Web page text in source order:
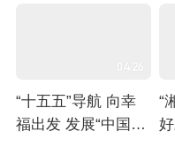
04:26
“十五五”导航 向幸
福出发 发展“中国人
“